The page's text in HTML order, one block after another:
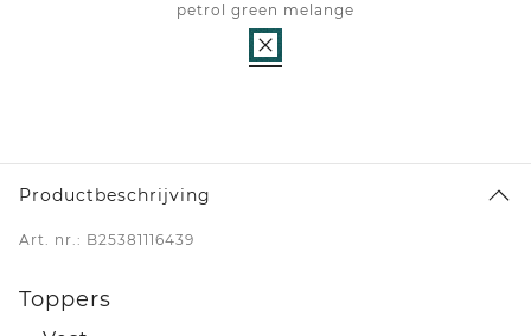
petrol green melange
Productbeschrijving
Art. nr.: B25381116439
Toppers